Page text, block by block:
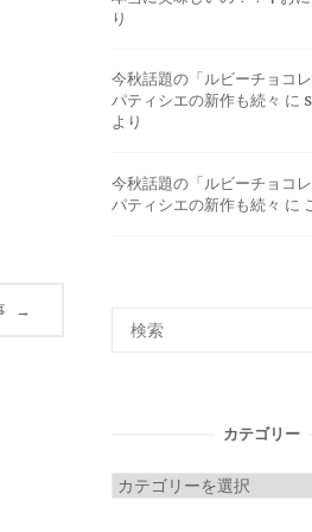
→
り
今秋話題の「ルビーチョコ
パティシエの新作も続々 に
より
今秋話題の「ルビーチョコ
パティシエの新作も続々 に
カテゴリー
カ